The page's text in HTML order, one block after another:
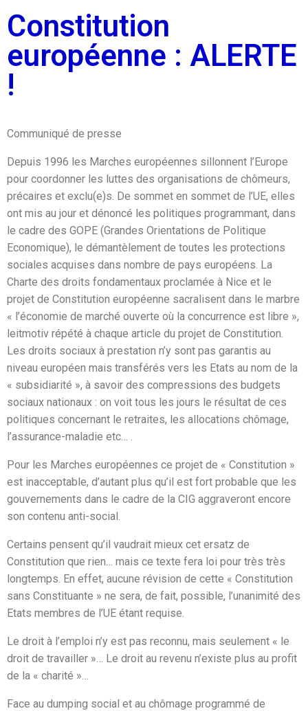
Constitution
européenne : ALERTE
!
Communiqué de presse
Depuis 1996 les Marches européennes sillonnent l’Europe
pour coordonner les luttes des organisations de chômeurs,
précaires et exclu(e)s. De sommet en sommet de l’UE, elles
ont mis au jour et dénoncé les politiques programmant, dans
le cadre des GOPE (Grandes Orientations de Politique
Economique), le démantèlement de toutes les protections
sociales acquises dans nombre de pays européens. La
Charte des droits fondamentaux proclamée à Nice et le
projet de Constitution européenne sacralisent dans le marbre
« l’économie de marché ouverte où la concurrence est libre »,
leitmotiv répété à chaque article du projet de Constitution.
Les droits sociaux à prestation n’y sont pas garantis au
niveau européen mais transférés vers les Etats au nom de la
« subsidiarité », à savoir des compressions des budgets
sociaux nationaux : on voit tous les jours le résultat de ces
politiques concernant le retraites, les allocations chômage,
l’assurance-maladie etc… .
Pour les Marches européennes ce projet de « Constitution »
est inacceptable, d’autant plus qu’il est fort probable que les
gouvernements dans le cadre de la CIG aggraveront encore
son contenu anti-social.
Certains pensent qu’il vaudrait mieux cet ersatz de
Constitution que rien… mais ce texte fera loi pour très très
longtemps. En effet, aucune révision de cette « Constitution
sans Constituante » ne sera, de fait, possible, l’unanimité des
Etats membres de l’UE étant requise.
Le droit à l’emploi n’y est pas reconnu, mais seulement « le
droit de travailler »… Le droit au revenu n’existe plus au profit
de la « charité »…
Face au dumping social et au chômage programmé de